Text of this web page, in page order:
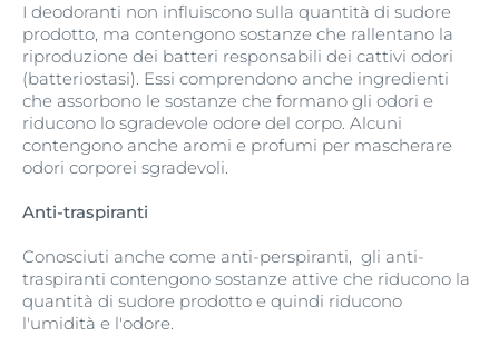
I deodoranti non influiscono sulla quantità di sudore
prodotto, ma contengono sostanze che rallentano la
riproduzione dei batteri responsabili dei cattivi odori
(batteriostasi). Essi comprendono anche ingredienti
che assorbono le sostanze che formano gli odori e
riducono lo sgradevole odore del corpo. Alcuni
contengono anche aromi e profumi per mascherare
odori corporei sgradevoli.
Anti-traspiranti
Conosciuti anche come anti-perspiranti, gli anti-
traspiranti contengono sostanze attive che riducono la
quantità di sudore prodotto e quindi riducono
l'umidità e l'odore.